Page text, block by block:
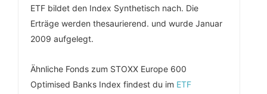
ETF bildet den Index Synthetisch nach. Die
Erträge werden thesaurierend. und wurde Januar
2009 aufgelegt.
Ähnliche Fonds zum STOXX Europe 600
Optimised Banks Index findest du im ETF